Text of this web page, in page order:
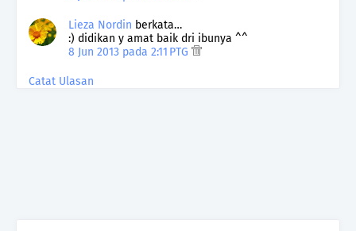
Lieza Nordin berkata…
:) didikan y amat baik dri ibunya ^^
8 Jun 2013 pada 2:11 PTG
Catat Ulasan